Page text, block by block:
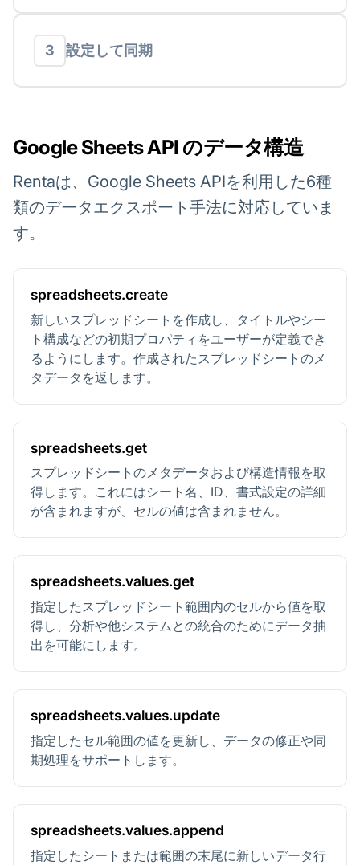
3 設定して同期
Google Sheets API のデータ構造
Rentaは、Google Sheets APIを利用した6種
類のデータエクスポート手法に対応していま
す。
spreadsheets.create
新しいスプレッドシートを作成し、タイトルやシー
ト構成などの初期プロパティをユーザーが定義でき
るようにします。作成されたスプレッドシートのメ
タデータを返します。
spreadsheets.get
スプレッドシートのメタデータおよび構造情報を取
得します。これにはシート名、ID、書式設定の詳細
が含まれますが、セルの値は含まれません。
spreadsheets.values.get
指定したスプレッドシート範囲内のセルから値を取
得し、分析や他システムとの統合のためにデータ抽
出を可能にします。
spreadsheets.values.update
指定したセル範囲の値を更新し、データの修正や同
期処理をサポートします。
spreadsheets.values.append
指定したシートまたは範囲の末尾に新しいデータ行